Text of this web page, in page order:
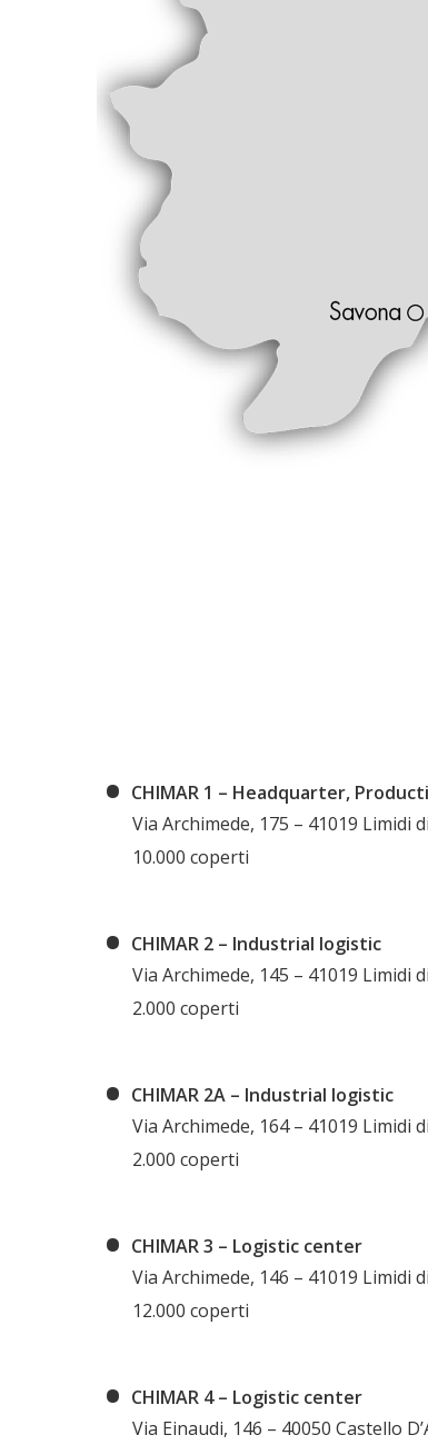
CHIMAR 1 – Headquarter,
Via Archimede, 175 – 41019 Limidi
10.000 coperti
CHIMAR 2 – Industrial logistic
Via Archimede, 145 – 41019 Limidi
2.000 coperti
CHIMAR 2A – Industrial logistic
Via Archimede, 164 – 41019 Limidi
2.000 coperti
CHIMAR 3 – Logistic center
Via Archimede, 146 – 41019 Limidi
12.000 coperti
CHIMAR 4 – Logistic center
Via Einaudi, 146 – 40050 Castello